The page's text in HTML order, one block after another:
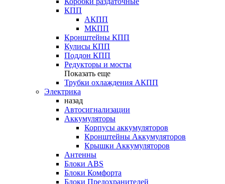
КПП
АКПП
МКПП
Кронштейны КПП
Кулисы КПП
Поддон КПП
Редукторы и мосты
Показать еще
Трубки охлаждения АКПП
Электрика
назад
Автосигнализации
Аккумуляторы
Корпусы аккумуляторов
Кронштейны Аккумуляторов
Крышки Аккумуляторов
Антенны
Блоки ABS
Блоки Комфорта
Блоки Предохранителей